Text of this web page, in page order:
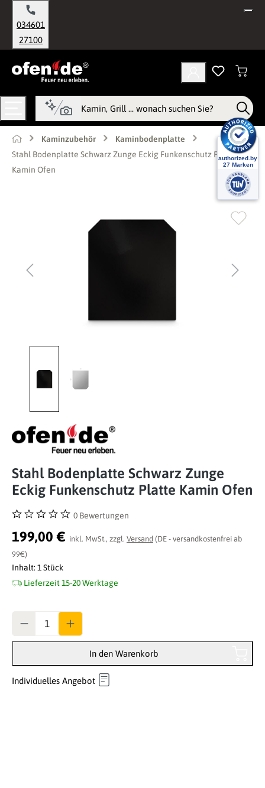
springen
034601
27100
Kaminzubehör
Kaminbodenplatte
Stahl Bodenplatte Schwarz Zunge Eckig Funkenschutz Platte
Kamin Ofen
Stahl Bodenplatte Schwarz Zunge
Eckig Funkenschutz Platte Kamin Ofen
Durchschnittliche Bewertung von 0 von 5 Sternen
0 Bewertungen
199,00 € inkl. MwSt., zzgl. Versand (DE - versandkostenfrei ab
99€)
Inhalt: 1 Stück
Lieferzeit 15-20 Werktage
In den Warenkorb
Individuelles Angebot